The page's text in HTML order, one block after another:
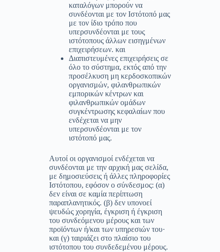
καταλόγων μπορούν να
συνδέονται με τον Ιστότοπό μας
με τον ίδιο τρόπο που
υπερσυνδέονται με τους
ιστότοπους άλλων εισηγμένων
επιχειρήσεων. και
Διαπιστευμένες επιχειρήσεις σε
όλο το σύστημα, εκτός από την
προσέλκυση μη κερδοσκοπικών
οργανισμών, φιλανθρωπικών
εμπορικών κέντρων και
φιλανθρωπικών ομάδων
συγκέντρωσης κεφαλαίων που
ενδέχεται να μην
υπερσυνδέονται με τον
ιστότοπό μας.
Αυτοί οι οργανισμοί ενδέχεται να
συνδέονται με την αρχική μας σελίδα,
με δημοσιεύσεις ή άλλες πληροφορίες
Ιστότοπου, εφόσον ο σύνδεσμος: (α)
δεν είναι σε καμία περίπτωση
παραπλανητικός. (β) δεν υπονοεί
ψευδώς χορηγία, έγκριση ή έγκριση
του συνδεόμενου μέρους και των
προϊόντων ή/και των υπηρεσιών του·
και (γ) ταιριάζει στο πλαίσιο του
ιστότοπου του συνδεδεμένου μέρους.